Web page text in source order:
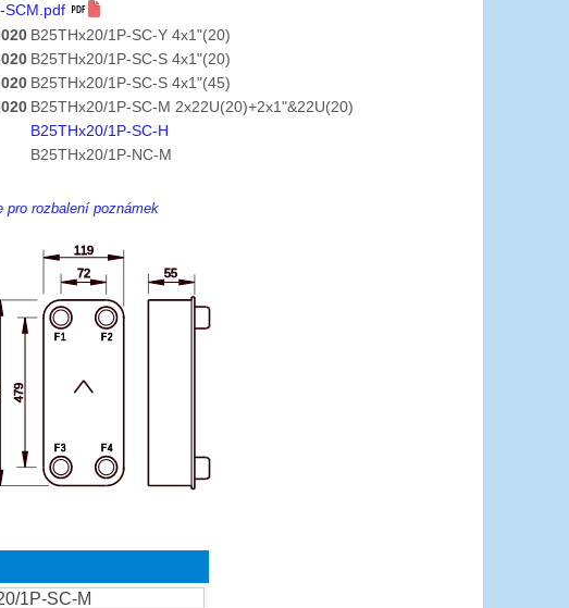
SCM.pdf
B25THx20/1P-SC-Y 4x1"(20)
B25THx20/1P-SC-S 4x1"(20)
B25THx20/1P-SC-S 4x1"(45)
B25THx20/1P-SC-M 2x22U(20)+2x1"&22U(20)
B25THx20/1P-SC-H
B25THx20/1P-NC-M
pro rozbalení poznámek